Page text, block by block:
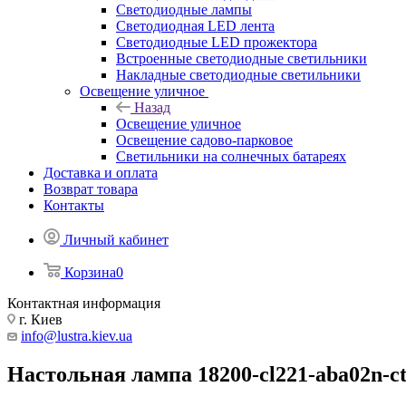
Светодиодные лампы
Светодиодная LED лента
Светодиодные LED прожектора
Встроенные светодиодные светильники
Накладные светодиодные светильники
Освещение уличное
Назад
Освещение уличное
Освещение садово-парковое
Светильники на солнечных батареях
Доставка и оплата
Возврат товара
Контакты
Личный кабинет
Корзина0
Контактная информация
г. Киев
info@lustra.kiev.ua
Настольная лампа 18200-cl221-aba02n-